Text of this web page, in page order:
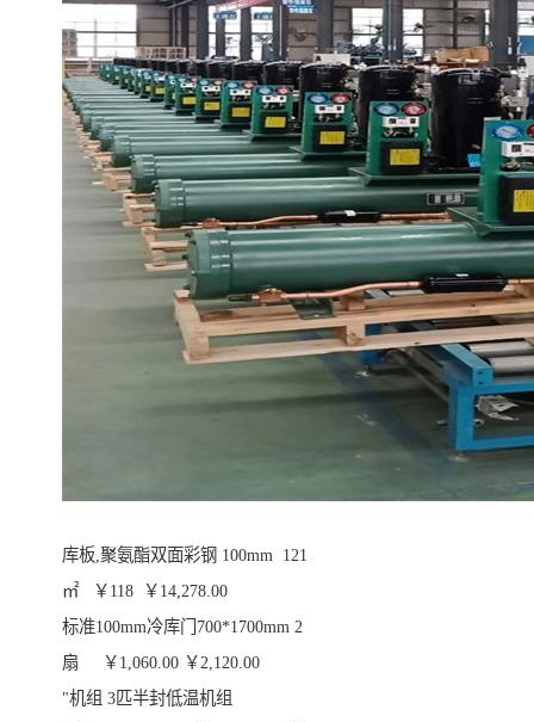
库板,聚氨酯双面彩钢 100mm 121
㎡ ￥118 ￥14,278.00
标准100mm冷库门700*1700mm 2
扇 ￥1,060.00 ￥2,120.00
"机组 3匹半封低温机组